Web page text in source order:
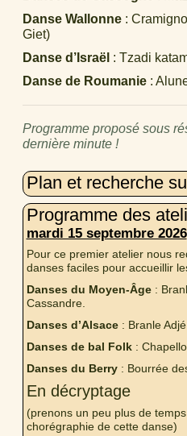
Danse Wallonne:
Giet)
Danse d’Israël : Tzadi
Danse de Roumanie:
Programme proposé sous
dernière minute !
Plan et recherche
Programme des
mardi 15 septembre 2026
Pour ce premier atelier nous
danses faciles pour accueillir
Danses du Moyen-Âge:
Cassandre.
Danses d’Alsace: Branle Adjé
Danses de bal Folk:
Danses du Berry: Bourrée
En décryptage
(prenons un peu plus de
chorégraphie de cette danse)